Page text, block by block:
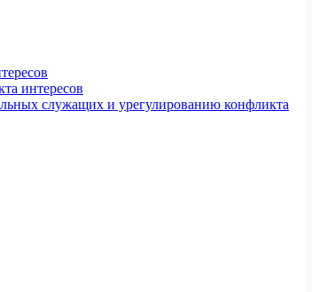
интересов
служащих и урегулированию конфликта